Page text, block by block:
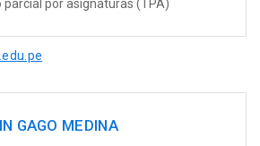
parcial por asignaturas (TPA)
GAGO MEDINA